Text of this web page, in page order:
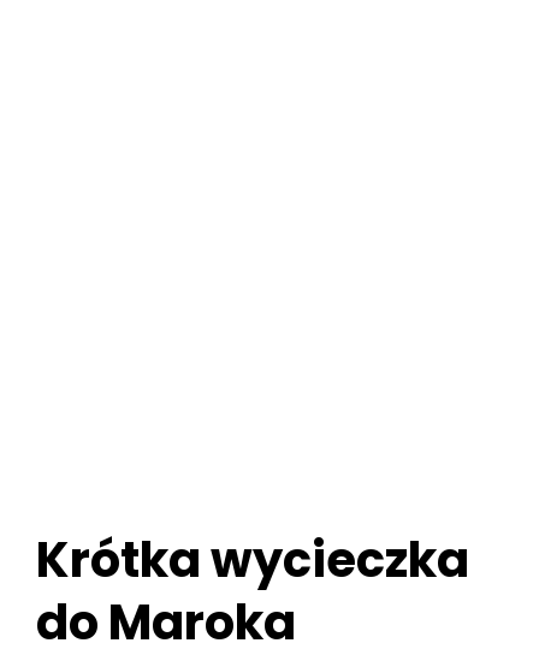
Krótka wycieczka
do Maroka